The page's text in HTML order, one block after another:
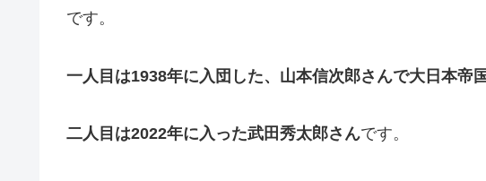
です。
一人目は1938年に入団した、山本信次郎さんで大日本帝
二人目は2022年に入った武田秀太郎さんです。